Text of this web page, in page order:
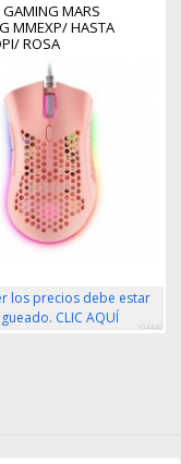
MARS
MMEXP/ HASTA
ROSA
los precios debe estar
CLIC AQUÍ
104440